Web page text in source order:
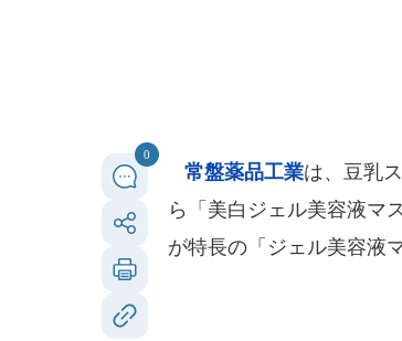
0
常盤薬品工業は、豆乳
ら「美白ジェル美容液マ
が特長の「ジェル美容液